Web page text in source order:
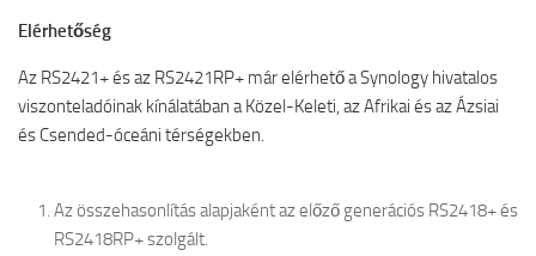
Elérhetőség
Az RS2421+ és az RS2421RP+ már elérhető a Synology hivatalos
viszonteladóinak kínálatában a Közel-Keleti, az Afrikai és az Ázsiai
és Csended-óceáni térségekben.
Az összehasonlítás alapjaként az előző generációs RS2418+ és
RS2418RP+ szolgált.